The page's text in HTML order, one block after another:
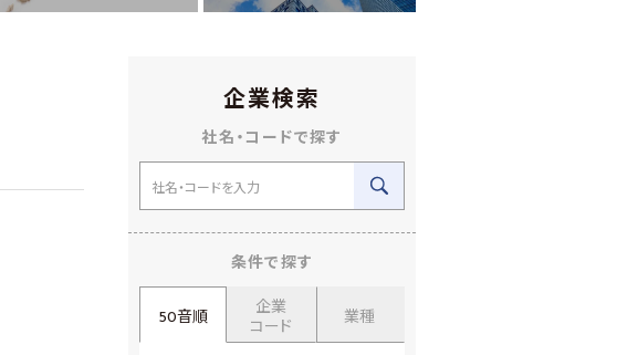
企業検索
社名・コードで探す
条件で探す
50音順
企業
コード
業種